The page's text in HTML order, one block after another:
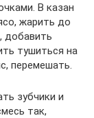
В казан
жарить до
добавить
тушиться на
перемешать.
зубчики и
так,